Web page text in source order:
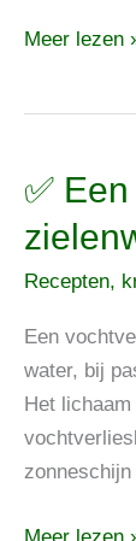
Meer lezen
✅
Recepten,
Een
water, bij
Het
✅
out
leiden
tot
grommende